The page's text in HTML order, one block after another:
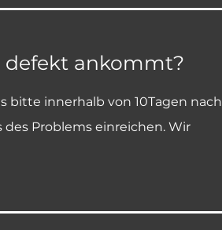
defekt ankommt?
bitte innerhalb von 10Tagen nach
Problems einreichen. Wir